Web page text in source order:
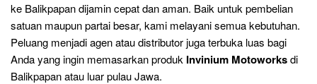
ke Balikpapan dijamin cepat dan aman. Baik untuk pembelian
satuan maupun partai besar, kami melayani semua kebutuhan.
Peluang menjadi agen atau distributor juga terbuka luas bagi
Anda yang ingin memasarkan produk Invinium Motoworksdi
Balikpapan atau luar pulau Jawa.